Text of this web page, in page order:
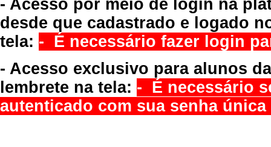
- Acesso por meio de login na
desde que cadastrado e logado
tela: - É necessário fazer login
- Acesso exclusivo para alunos
lembrete na tela: - É necessário
autenticado com sua senha